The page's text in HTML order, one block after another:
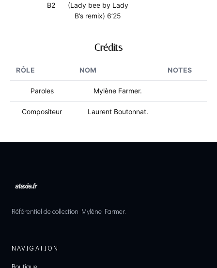
B2
(Lady bee by Lady
B’s remix) 6’25
Crédits
RÔLE NOM NOTES
Paroles Mylène Farmer.
Compositeur Laurent Boutonnat.
Référentiel de collection Mylène Farmer.
NAVIGATION
Boutique